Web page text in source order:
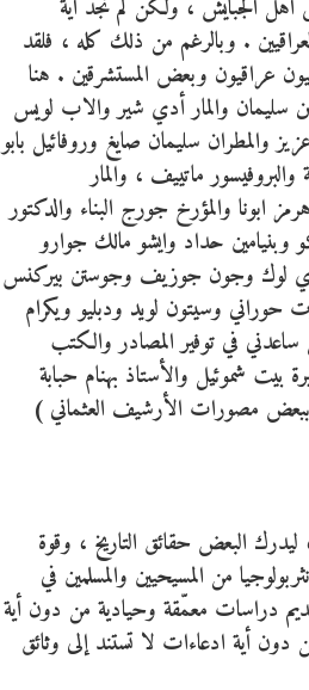
اهل الجبايش ، ولكن لم نجد اية
. وبالرغم من ذلك كله ، فلقد
عراقيون وبعض المستشرقين . هنا
والمار أدي شير والاب لويس
سليمان صايغ وروفائيل بابو
ماتييف ، والمار
والمؤرخ جورج البناء والدكتور
وبنيامين حداد وايشو مالك جوارو
هاري لوك وجون جوزيف وجوستن بيركنس
وسيتون لويد ودبليو ويكرام
في توفير المصادر والكتب
بيت شموئيل والأستاذ بهنام حبابة
ببعض مصورات الأرشيف العثماني )
، ليدرك البعض حقائق التاريخ ، وقوة
من المسيحيين والمسلمين في
دراسات معمّقة وحيادية من دون أية
أية ادعاءات لا تستند إلى وثائق